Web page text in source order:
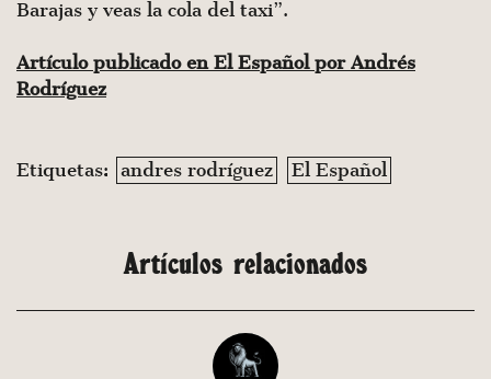
Barajas y veas la cola del taxi”.
Artículo publicado en El Español por Andrés
Rodríguez
Etiquetas: andres rodríguez El Español
Artículos relacionados